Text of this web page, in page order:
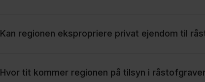
Kan regionen ekspropriere privat ejendom til
Hvor tit kommer regionen på tilsyn i